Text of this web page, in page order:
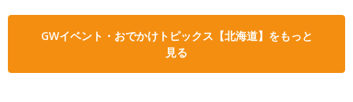
GWイベント・おでかけトピックス【北海道】をもっと
見る